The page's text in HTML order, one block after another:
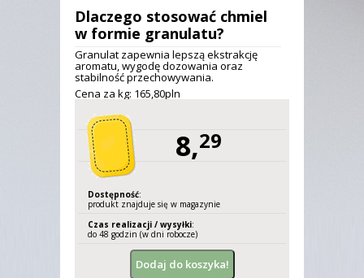
Dlaczego stosować chmiel
w formie granulatu?
Granulat zapewnia lepszą ekstrakcję
aromatu, wygodę dozowania oraz
stabilność przechowywania.
Cena za kg: 165,80pln
8,29
Dostępność:
produkt znajduje się w magazynie
Czas realizacji / wysyłki:
do 48 godzin (w dni robocze)